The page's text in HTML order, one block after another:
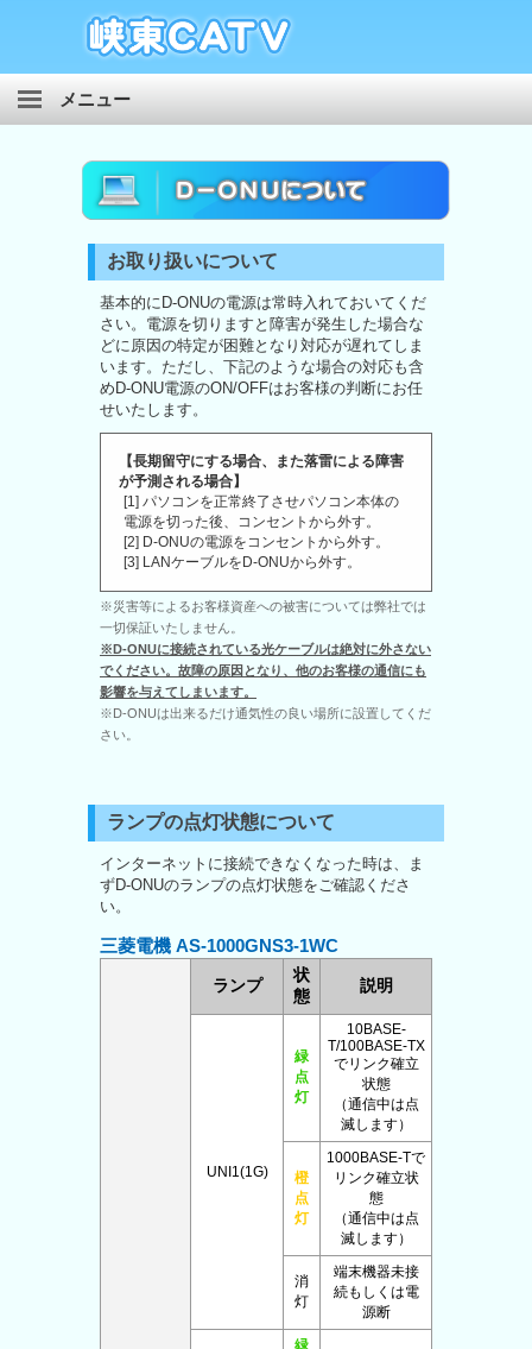
メニュー
インターネット
ケーブルプラス電話
自主放送
ホームページ制作
お取り扱いについて
基本的にD-ONUの電源は常時入れておいてくだ
さい。電源を切りますと障害が発生した場合な
どに原因の特定が困難となり対応が遅れてしま
います。ただし、下記のような場合の対応も含
めD-ONU電源のON/OFFはお客様の判断にお任
せいたします。
【長期留守にする場合、また落雷による障害
が予測される場合】
[1] パソコンを正常終了させパソコン本体の
電源を切った後、コンセントから外す。
[2] D-ONUの電源をコンセントから外す。
[3] LANケーブルをD-ONUから外す。
※災害等によるお客様資産への被害については弊社では
一切保証いたしません。
※D-ONUに接続されている光ケーブルは絶対に外さない
でください。故障の原因となり、他のお客様の通信にも
影響を与えてしまいます。
※D-ONUは出来るだけ通気性の良い場所に設置してくだ
さい。
ランプの点灯状態について
インターネットに接続できなくなった時は、ま
ずD-ONUのランプの点灯状態をご確認くださ
い。
三菱電機 AS-1000GNS3-1WC
ランプ
状
態
説明
UNI1(1G)
緑
点
灯
10BASE-
T/100BASE-TX
でリンク確立
状態
（通信中は点
滅します）
橙
点
灯
1000BASE-Tで
リンク確立状
態
（通信中は点
滅します）
消
灯
端末機器未接
続もしくは電
源断
緑